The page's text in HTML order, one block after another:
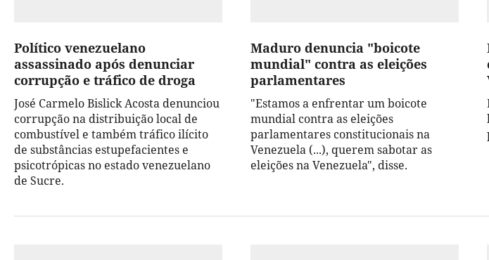
Político venezuelano
assassinado após denunciar
corrupção e tráfico de droga
José Carmelo Bislick Acosta denunciou
corrupção na distribuição local de
combustível e também tráfico ilícito
de substâncias estupefacientes e
psicotrópicas no estado venezuelano
de Sucre.
Maduro denuncia "boicote
mundial" contra as eleições
parlamentares
"Estamos a enfrentar um boicote
mundial contra as eleições
parlamentares constitucionais na
Venezuela (...), querem sabotar as
eleições na Venezuela", disse.